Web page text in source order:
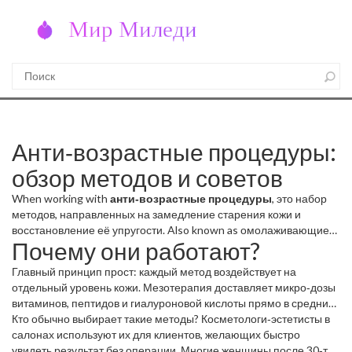
Анти‑возрастные процедуры:
обзор методов и советов
When working with анти‑возрастные процедуры, это набор
методов, направленных на замедление старения кожи и
восстановление её упругости. Also known as омолаживающие
процедуры , они часто включают такие техники, как
мезотерапия,инъекции активных веществ в дерму для питания
и восстановления ,ретинол,витамин А, стимулирующий
обновление клетокиRF‑лифтинг,аппаратный метод,
использующий радиочастотные волны для подтяжки кожи.
Кроме того, в арсенале часто встречаются гиалуроновая
кислота, пептиды и антиоксиданты, которые усиливают эффект
Почему они работают?
Главный принцип прост: каждый метод воздействует на
отдельный уровень кожи. Мезотерапия доставляет микро‑дозы
витаминов, пептидов и гиалуроновой кислоты прямо в средний
слой, где происходит выработка коллагена и удержание влаги.
Ретинол, будучи мощным регулятором клеточного оборота,
Кто обычно выбирает такие методы? Косметологи‑эстетисты в
салонах используют их для клиентов, желающих быстро